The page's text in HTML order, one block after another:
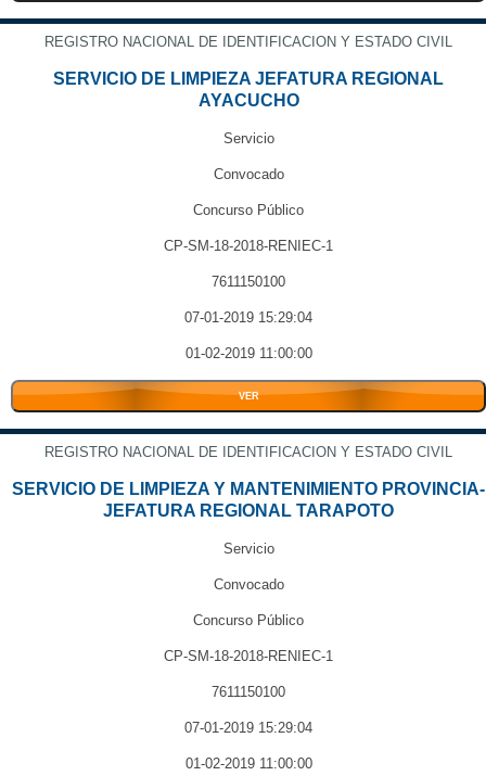
REGISTRO NACIONAL DE IDENTIFICACION Y ESTADO CIVIL
SERVICIO DE LIMPIEZA JEFATURA REGIONAL
AYACUCHO
Servicio
Convocado
Concurso Público
CP-SM-18-2018-RENIEC-1
7611150100
07-01-2019 15:29:04
01-02-2019 11:00:00
VER
REGISTRO NACIONAL DE IDENTIFICACION Y ESTADO CIVIL
SERVICIO DE LIMPIEZA Y MANTENIMIENTO PROVINCIA-
JEFATURA REGIONAL TARAPOTO
Servicio
Convocado
Concurso Público
CP-SM-18-2018-RENIEC-1
7611150100
07-01-2019 15:29:04
01-02-2019 11:00:00